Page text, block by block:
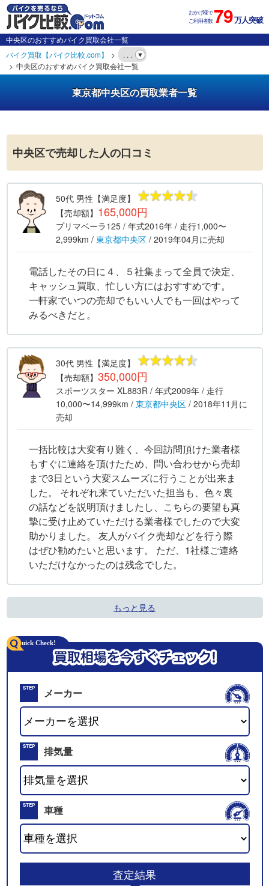
おかげ様で
ご利用者数79万人突破
中央区のおすすめバイク買取会社一覧
バイク買取【バイク比較.com】
. . .
中央区のおすすめバイク買取会社一覧
東京都中央区の買取業者一覧
中央区で売却した人の口コミ
50代 男性 【満足度】
【売却額】 165,000円
プリマベーラ125/ 年式2016年/ 走行1,000〜
2,999km / 東京都中央区/ 2019年04月 に売却
電話したその日に４、５社集まって全員で決定、
キャッシュ買取、忙しい方にはおすすめです。
一軒家でいつの売却でもいい人でも一回はやって
みるべきだと。
30代 男性 【満足度】
【売却額】 350,000円
スポーツスター XL883R/ 年式2009年/ 走行
10,000〜14,999km / 東京都中央区/ 2018年11月 に
売却
一括比較は大変有り難く、今回訪問頂けた業者様
もすぐに連絡を頂けたため、問い合わせから売却
まで3日という大変スムーズに行うことが出来ま
した。 それぞれ来ていただいた担当も、色々裏
の話などを説明頂けましたし、こちらの要望も真
摯に受け止めていただける業者様でしたので大変
助かりました。 友人がバイク売却などを行う際
はぜひ勧めたいと思います。 ただ、1社様ご連絡
いただけなかったのは残念でした。
もっと見る
STEP
01
メーカー
STEP
02
排気量
STEP
03
車種
査定結果